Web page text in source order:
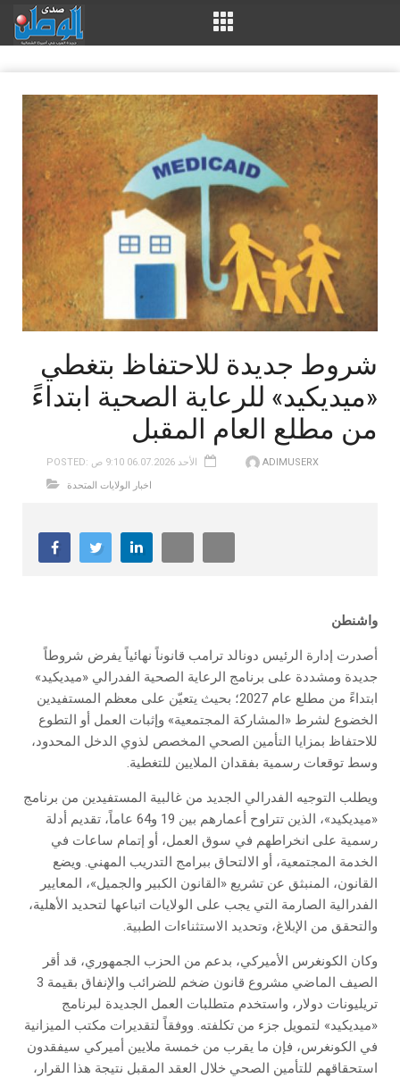
شروط‭ ‬جديدة‭ ‬للاحتفاظ‭ ‬بتغطي
‬من‭ ‬مطلع‭ ‬العام‭ ‬المقبل
POSTED: الأحد 06.07.2026 9:10 ص
ADIMUSERX
اخبار الولايات المتحدة
واشنطن
أصدرت إدارة الرئيس دونالد ترامب قانوناً نهائياً يفرض شروطاً
جديدة ومشددة على برنامج الرعاية الصحية الفدرالي «ميديكيد»
ابتداءً من مطلع عام 2027؛ بحيث يتعيّن على معظم المستفيدين
الخضوع لشرط «المشاركة المجتمعية» وإثبات العمل أو التطوع
للاحتفاظ بمزايا التأمين الصحي المخصص لذوي الدخل المحدود،
وسط توقعات رسمية بفقدان الملايين للتغطية.
ويطلب التوجيه الفدرالي الجديد من غالبية المستفيدين من برنامج
«ميديكيد»، الذين تتراوح أعمارهم بين 19 و64 عاماً، تقديم أدلة
رسمية على انخراطهم في سوق العمل، أو إتمام ساعات في
الخدمة المجتمعية، أو الالتحاق ببرامج التدريب المهني. ويضع
القانون، المنبثق عن تشريع «القانون الكبير والجميل»، المعايير
الفدرالية الصارمة التي يجب على الولايات اتباعها لتحديد الأهلية،
والتحقق من الإبلاغ، وتحديد الاستثناءات الطبية.
وكان الكونغرس الأميركي، بدعم من الحزب الجمهوري، قد أقر
الصيف الماضي مشروع قانون ضخم للضرائب والإنفاق بقيمة 3
تريليونات دولار، واستخدم متطلبات العمل الجديدة لبرنامج
«ميديكيد» لتمويل جزء من تكلفته. ووفقاً لتقديرات مكتب الميزانية
في الكونغرس، فإن ما يقرب من خمسة ملايين أميركي سيفقدون
استحقاقهم للتأمين الصحي خلال العقد المقبل نتيجة هذا القرار،